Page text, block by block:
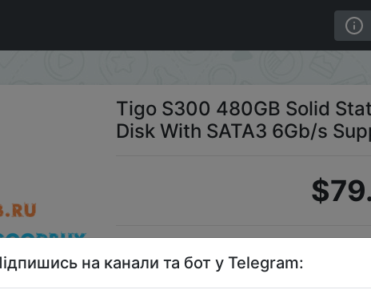
2.5 Inch SSD Hard Disk With SATA3 6Gb/s Support
Tigo S300 480GB Solid
Disk With SATA3 6Gb/s
на канали та бот у Telegram: